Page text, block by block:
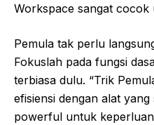
Workspace sangat cocok
Pemula tak perlu
Fokuslah pada fungsi
terbiasa dulu. “Trik
efisiensi dengan alat
powerful untuk